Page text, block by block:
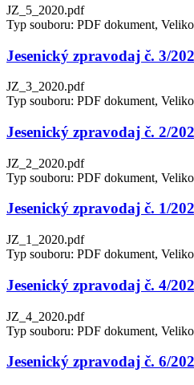
JZ_5_2020.pdf
Typ souboru: PDF dokument,
Jesenický zpravodaj č. 3/
JZ_3_2020.pdf
Typ souboru: PDF dokument,
Jesenický zpravodaj č. 2/
JZ_2_2020.pdf
Typ souboru: PDF dokument,
Jesenický zpravodaj č. 1/
JZ_1_2020.pdf
Typ souboru: PDF dokument,
Jesenický zpravodaj č. 4/
JZ_4_2020.pdf
Typ souboru: PDF dokument,
Jesenický zpravodaj č. 6/